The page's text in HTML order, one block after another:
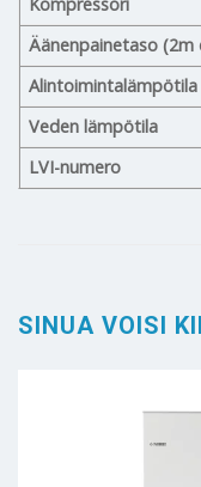
Kompressori
Äänenpainetaso (2m
Alintoimintalämpötila
Veden lämpötila
LVI-numero
SINUA VOISI